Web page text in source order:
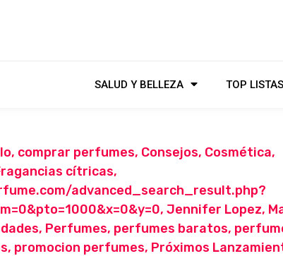
SALUD Y BELLEZA TOP LISTAS
, comprar perfumes, Consejos, Cosmética,
cítricas,
advanced_search_result.php?
, Jennifer Lopez,
, Perfumes, perfumes baratos,
, promocion perfumes, Próximos